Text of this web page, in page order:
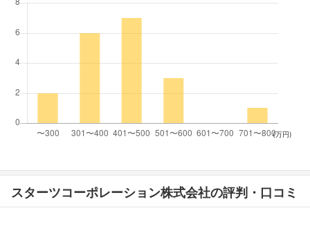
(万円)
スターツコーポレーション株式会社の評判・口コミ